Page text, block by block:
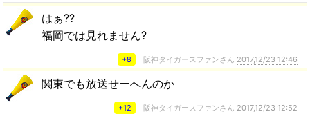
はぁ??
福岡では見れません?
+8 阪神タイガースファンさん 2017,12/23 12:46
関東でも放送せーへんのか
+12 阪神タイガースファンさん 2017,12/23 12:52